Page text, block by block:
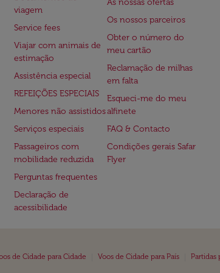
viagem
Service fees
Viajar com animais de
estimação
Assistência especial
REFEIÇÕES ESPECIAIS
Menores não assistidos
Serviços especiais
Passageiros com
mobilidade reduzida
Perguntas frequentes
Declaração de
acessibilidade
As nossas ofertas
Os nossos parceiros
Obter o número do
meu cartão
Reclamação de milhas
em falta
Esqueci-me do meu
alfinete
FAQ & Contacto
Condições gerais Safar
Flyer
de Cidade para Cidade Voos de Cidade para País Partidas